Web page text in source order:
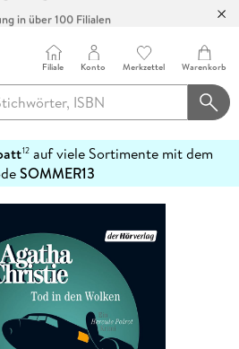
in über 100 Filialen
Filiale Konto Merkzettel Warenkorb
12auf viele Sortimente mit dem
SOMMER13